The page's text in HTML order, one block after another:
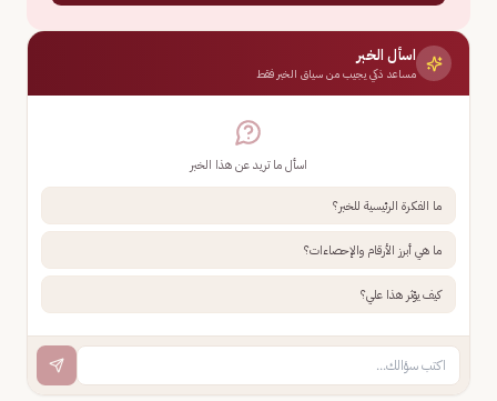
اسأل الخبر
مساعد ذكي يجيب من سياق الخبر فقط
اسأل ما تريد عن هذا الخبر
ما الفكرة الرئيسية للخبر؟
ما هي أبرز الأرقام والإحصاءات؟
كيف يؤثر هذا علي؟